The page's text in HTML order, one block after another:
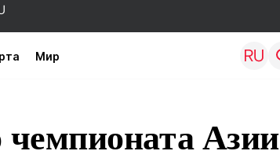
Мир
чемпионата Азии